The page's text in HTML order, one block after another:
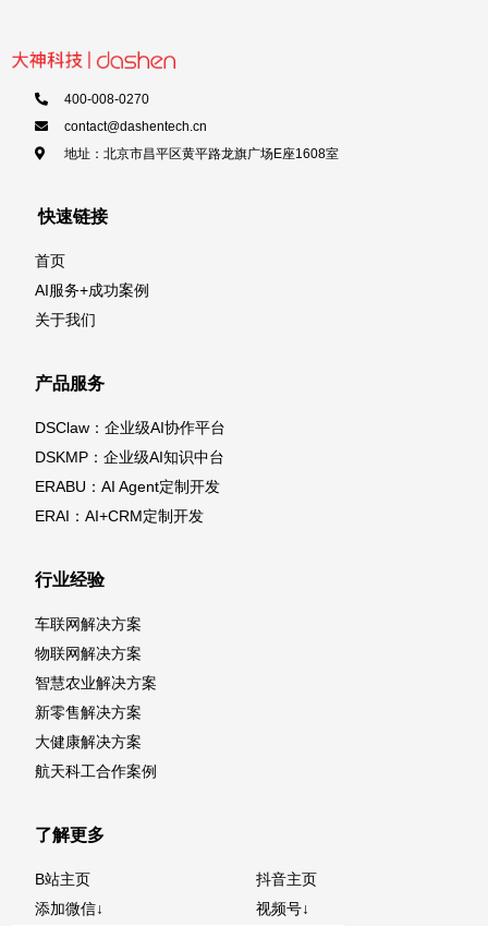
400-008-0270
contact@dashentech.cn
地址：北京市昌平区黄平路龙旗广场E座1608室
快速链接
首页
AI服务+成功案例
关于我们
产品服务
DSClaw：企业级AI协作平台
DSKMP：企业级AI知识中台
ERABU：AI Agent定制开发
ERAI：AI+CRM定制开发
行业经验
车联网解决方案
物联网解决方案
智慧农业解决方案
新零售解决方案
大健康解决方案
航天科工合作案例
了解更多
B站主页
抖音主页
添加微信↓
视频号↓